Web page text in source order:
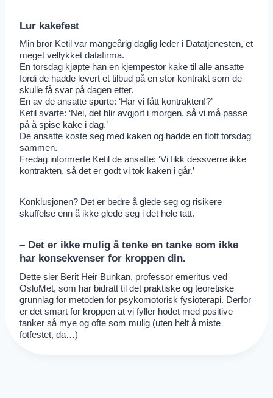
Lur kakefest
Min bror Ketil var mangeårig daglig leder i Datatjenesten, et
meget vellykket datafirma.
En torsdag kjøpte han en kjempestor kake til alle ansatte
fordi de hadde levert et tilbud på en stor kontrakt som de
skulle få svar på dagen etter.
En av de ansatte spurte: ‘Har vi fått kontrakten!?’
Ketil svarte: ‘Nei, det blir avgjort i morgen, så vi må passe
på å spise kake i dag.’
De ansatte koste seg med kaken og hadde en flott torsdag
sammen.
Fredag informerte Ketil de ansatte: ‘Vi fikk dessverre ikke
kontrakten, så det er godt vi tok kaken i går.’
Konklusjonen? Det er bedre å glede seg og risikere
skuffelse enn å ikke glede seg i det hele tatt.
– Det er ikke mulig å tenke en tanke som ikke
har konsekvenser for kroppen din.
Dette sier Berit Heir Bunkan, professor emeritus ved
OsloMet, som har bidratt til det praktiske og teoretiske
grunnlag for metoden for psykomotorisk fysioterapi. Derfor
er det smart for kroppen at vi fyller hodet med positive
tanker så mye og ofte som mulig (uten helt å miste
fotfestet, da…)